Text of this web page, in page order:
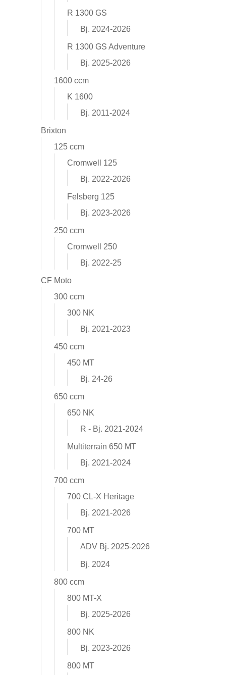
R 1300 GS
Bj. 2024-2026
R 1300 GS Adventure
Bj. 2025-2026
1600 ccm
K 1600
Bj. 2011-2024
Brixton
125 ccm
Cromwell 125
Bj. 2022-2026
Felsberg 125
Bj. 2023-2026
250 ccm
Cromwell 250
Bj. 2022-25
CF Moto
300 ccm
300 NK
Bj. 2021-2023
450 ccm
450 MT
Bj. 24-26
650 ccm
650 NK
R - Bj. 2021-2024
Multiterrain 650 MT
Bj. 2021-2024
700 ccm
700 CL-X Heritage
Bj. 2021-2026
700 MT
ADV Bj. 2025-2026
Bj. 2024
800 ccm
800 MT-X
Bj. 2025-2026
800 NK
Bj. 2023-2026
800 MT